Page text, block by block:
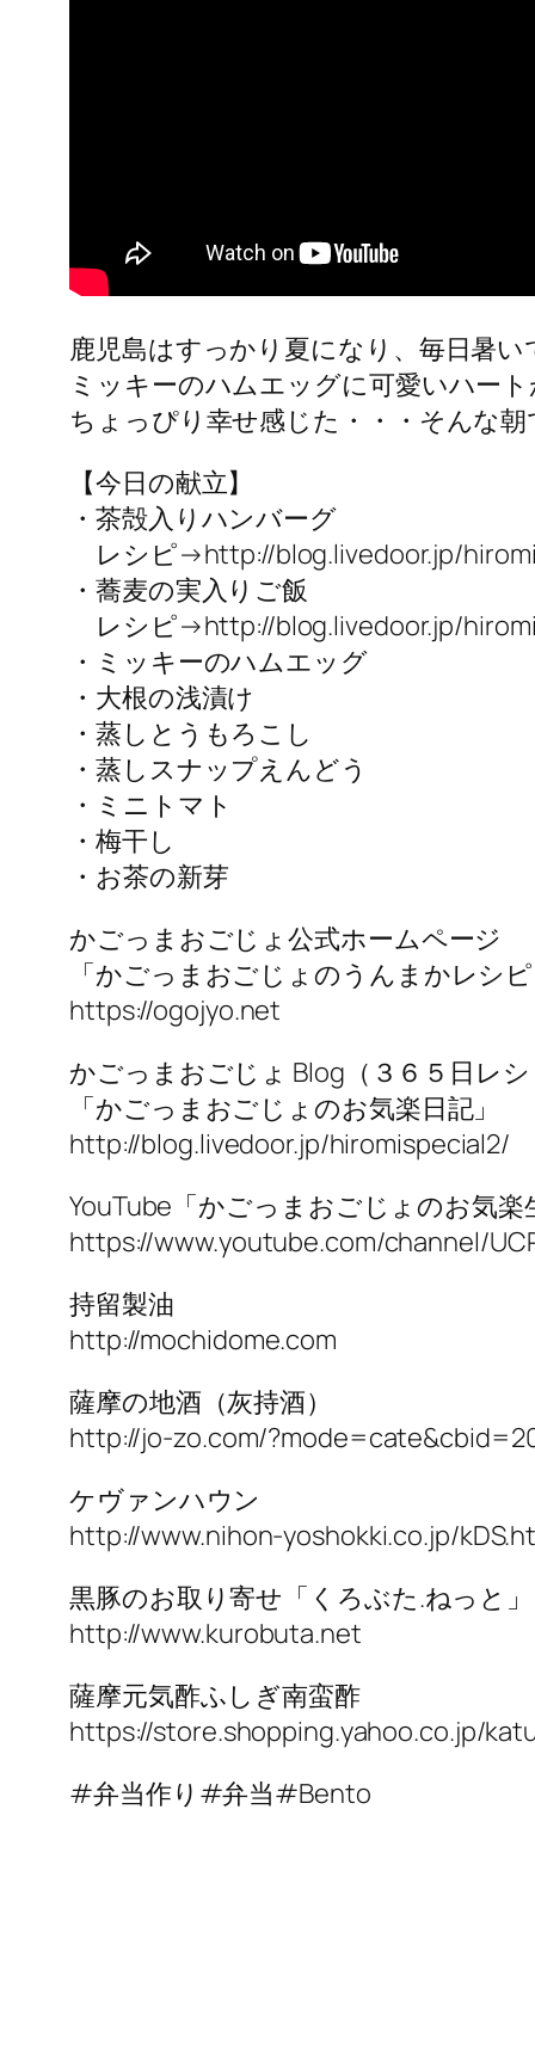
鹿児島はすっかり夏になり、毎日暑い
ミッキーのハムエッグに可愛いハー
ちょっぴり幸せ感じた・・・そんな
【今日の献立】
・茶殻入りハンバーグ
レシピ→http://blog.livedoor.jp/
・蕎麦の実入りご飯
レシピ→http://blog.livedoor.jp/
・ミッキーのハムエッグ
・大根の浅漬け
・蒸しとうもろこし
・蒸しスナップえんどう
・ミニトマト
・梅干し
・お茶の新芽
かごっまおごじょ公式ホームページ
「かごっまおごじょのうんまかレシ
https://ogojyo.net
かごっまおごじょ Blog（３６５日レ
「かごっまおごじょのお気楽日記」
http://blog.livedoor.jp/hiromispecial2/
YouTube「かごっまおごじょのお気楽
https://www.youtube.com/channel/
持留製油
http://mochidome.com
薩摩の地酒（灰持酒）
http://jo-zo.com/
ケヴァンハウン
http://www.nihon-yoshokki.co.jp/
黒豚のお取り寄せ「くろぶた.ねっと」
http://www.kurobuta.net
薩摩元気酢ふしぎ南蛮酢
https://store.shopping.yahoo.co.jp/
#弁当作り#弁当#Bento